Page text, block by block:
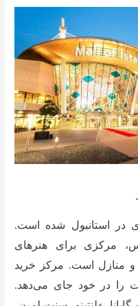
در استانبول شده است.
مرکزی برای هنرهای
ادارات و منازل است. مرکز خرید
متفاوت را در خود جای می‌دهد.